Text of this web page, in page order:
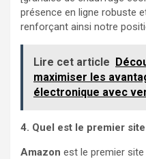
présence en ligne robuste
renforçant ainsi notre
Lire cet article
maximiser les
électronique avec
4. Quel est le premier
Amazon est le premier site